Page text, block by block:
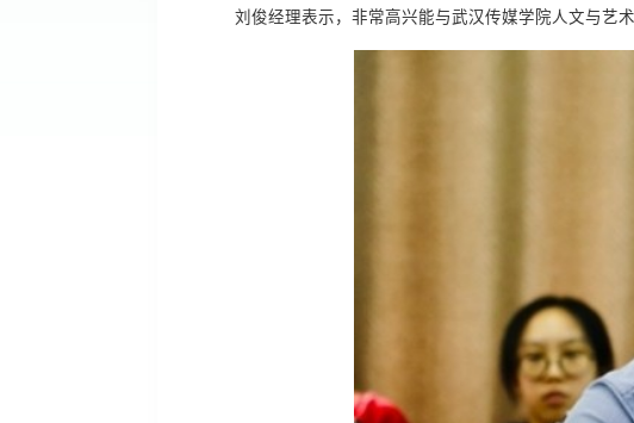
刘俊经理表示，非常高兴能与武汉传媒学院人文与艺